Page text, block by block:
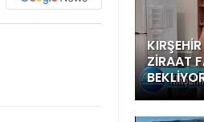
ZİRAAT